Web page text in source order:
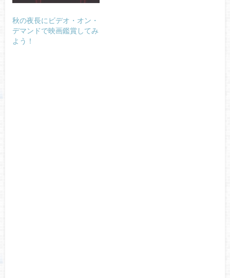
秋の夜長にビデオ・オン・
デマンドで映画鑑賞してみ
よう！